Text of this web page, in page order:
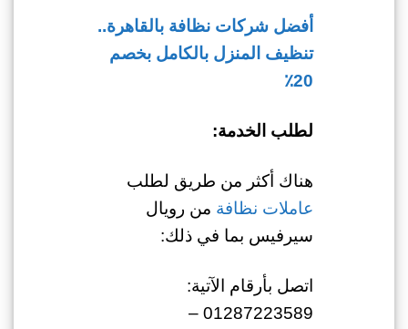
أفضل شركات نظافة بالقاهرة..
تنظيف المنزل بالكامل بخصم
20٪
لطلب الخدمة:
هناك أكثر من طريق لطلب
عاملات نظافة من رويال
سيرفيس بما في ذلك:
اتصل بأرقام الآتية:
01287223589 –